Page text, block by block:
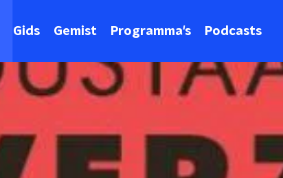
Gids Gemist Programma's Podcasts